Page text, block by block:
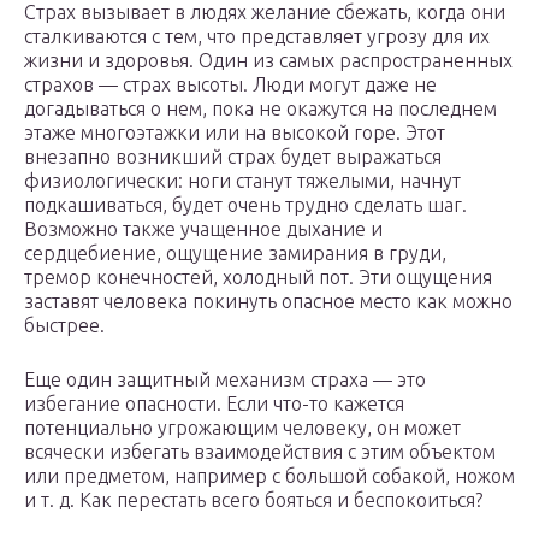
Страх вызывает в людях желание сбежать, когда они
сталкиваются с тем, что представляет угрозу для их
жизни и здоровья. Один из самых распространенных
страхов — страх высоты. Люди могут даже не
догадываться о нем, пока не окажутся на последнем
этаже многоэтажки или на высокой горе. Этот
внезапно возникший страх будет выражаться
физиологически: ноги станут тяжелыми, начнут
подкашиваться, будет очень трудно сделать шаг.
Возможно также учащенное дыхание и
сердцебиение, ощущение замирания в груди,
тремор конечностей, холодный пот. Эти ощущения
заставят человека покинуть опасное место как можно
быстрее.
Еще один защитный механизм страха — это
избегание опасности. Если что-то кажется
потенциально угрожающим человеку, он может
всячески избегать взаимодействия с этим объектом
или предметом, например с большой собакой, ножом
и т. д. Как перестать всего бояться и беспокоиться?